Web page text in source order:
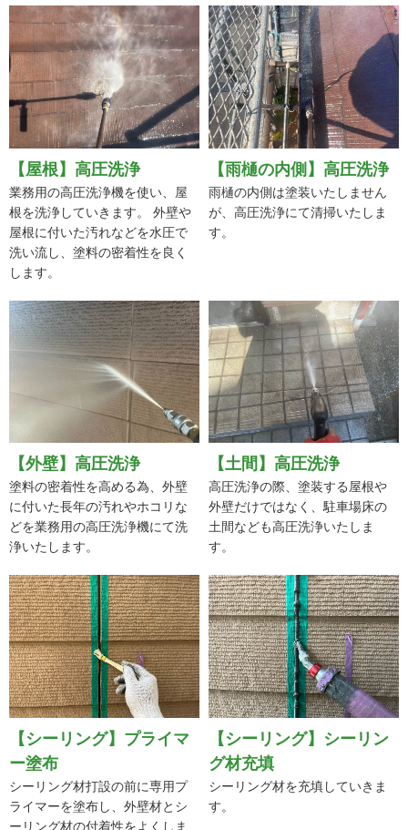
【屋根】高圧洗浄
業務用の高圧洗浄機を使い、屋
根を洗浄していきます。 外壁や
屋根に付いた汚れなどを水圧で
洗い流し、塗料の密着性を良く
します。
【雨樋の内側】高圧洗浄
雨樋の内側は塗装いたしません
が、高圧洗浄にて清掃いたしま
す。
【外壁】高圧洗浄
塗料の密着性を高める為、外壁
に付いた長年の汚れやホコリな
どを業務用の高圧洗浄機にて洗
浄いたします。
【土間】高圧洗浄
高圧洗浄の際、塗装する屋根や
外壁だけではなく、駐車場床の
土間なども高圧洗浄いたしま
す。
【シーリング】プライマ
ー塗布
シーリング材打設の前に専用プ
ライマーを塗布し、外壁材とシ
ーリング材の付着性をよくしま
【シーリング】シーリン
グ材充填
シーリング材を充填していきま
す。